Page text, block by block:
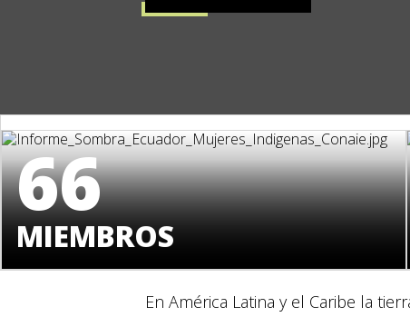
66
MIEMBROS
En América Latina y el Caribe la